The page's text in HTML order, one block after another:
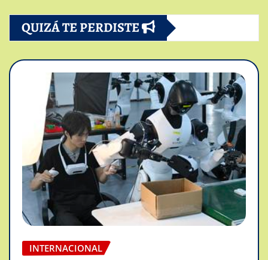
QUIZÁ TE PERDISTE
INTERNACIONAL